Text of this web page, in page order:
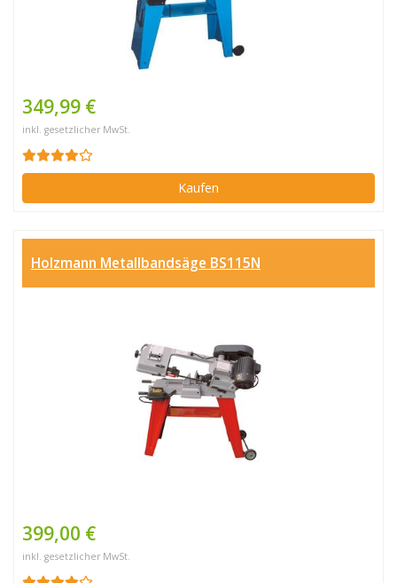
349,99 €
inkl. gesetzlicher MwSt.
Kaufen
Holzmann Metallbandsäge BS115N
399,00 €
inkl. gesetzlicher MwSt.